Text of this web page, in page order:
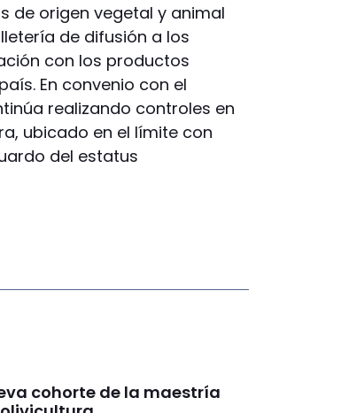
de origen vegetal y animal
de difusión a los
con los productos
En convenio con el
realizando controles en
ubicado en el límite con
del estatus
cohorte de la maestría